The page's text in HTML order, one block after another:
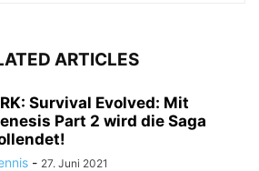
ARTICLES
Survival Evolved: Mit
Part 2 wird die Saga
- 27. Juni 2021